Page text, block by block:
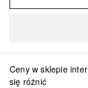
Ceny w sklepie
się różnić